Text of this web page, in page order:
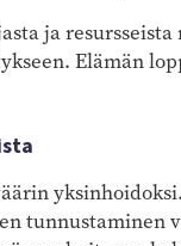
ja
Elämän
tunnustaminen